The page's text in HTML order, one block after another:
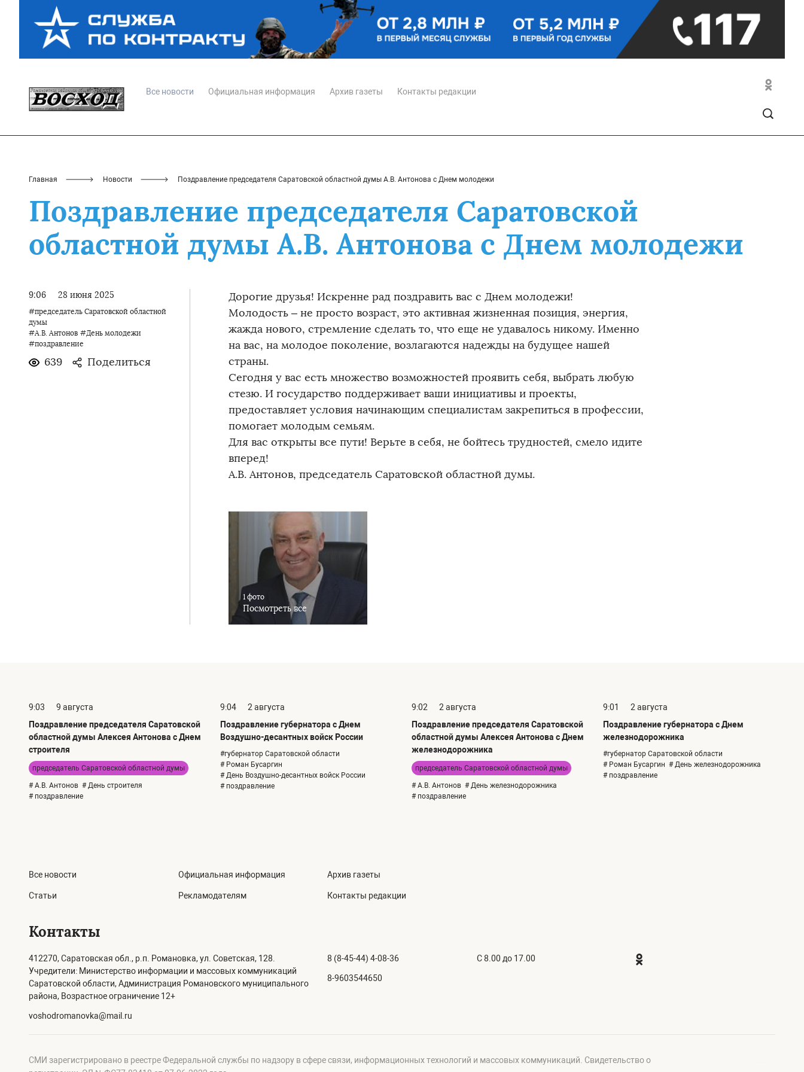
Все новости Официальная информация Архив газеты Контакты редакции
Главная Новости Поздравление председателя Саратовской областной думы А.В. Антонова с Днем молодежи
Поздравление председателя Саратовской
областной думы А.В. Антонова с Днем молодежи
9:06 28 июня 2025
#председатель Саратовской областной
думы
#А.В. Антонов #День молодежи
#поздравление
639 Поделиться
Дорогие друзья! Искренне рад поздравить вас с Днем молодежи!
Молодость – не просто возраст, это активная жизненная позиция, энергия,
жажда нового, стремление сделать то, что еще не удавалось никому. Именно
на вас, на молодое поколение, возлагаются надежды на будущее нашей
страны.
Сегодня у вас есть множество возможностей проявить себя, выбрать любую
стезю. И государство поддерживает ваши инициативы и проекты,
предоставляет условия начинающим специалистам закрепиться в профессии,
помогает молодым семьям.
Для вас открыты все пути! Верьте в себя, не бойтесь трудностей, смело идите
вперед!
А.В. Антонов, председатель Саратовской областной думы.
1 фото
Посмотреть все
9:03
9 августа
Поздравление председателя Саратовской
областной думы Алексея Антонова с Днем
строителя
председатель Саратовской областной думы
# А.В. Антонов # День строителя
# поздравление
9:04
2 августа
Поздравление губернатора с Днем
Воздушно-десантных войск России
#губернатор Саратовской области
# Роман Бусаргин
# День Воздушно-десантных войск России
# поздравление
9:02
2 августа
Поздравление председателя Саратовской
областной думы Алексея Антонова с Днем
железнодорожника
председатель Саратовской областной думы
# А.В. Антонов # День железнодорожника
# поздравление
9:01
2 августа
Поздравление губернатора с Днем
железнодорожника
#губернатор Саратовской области
# Роман Бусаргин # День железнодорожника
# поздравление
Все новости
Статьи
Официальная информация
Рекламодателям
Архив газеты
Контакты редакции
Контакты
412270, Саратовская обл., р.п. Романовка, ул. Советская, 128.
Учредители: Министерство информации и массовых коммуникаций
Саратовской области, Администрация Романовского муниципального
района, Возрастное ограничение 12+
voshodromanovka@mail.ru
8 (8-45-44) 4-08-36
8-9603544650
C 8.00 до 17.00
СМИ зарегистрировано в реестре Федеральной службы по надзору в сфере связи, информационных технологий и массовых коммуникаций. Свидетельство о